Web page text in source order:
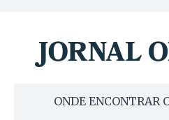
ONDE ENCONTRAR